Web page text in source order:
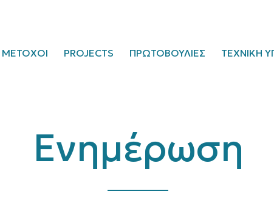
ΜΕΤΟΧΟΙ PROJECTS ΠΡΩΤΟΒΟΥΛΙΕΣ ΤΕΧΝΙΚΗ
Ενημέρωση